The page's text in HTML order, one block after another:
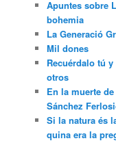
Apuntes sobre
bohemia
La Generació
Mil dones
Recuérdalo tú
otros
En la muerte de
Sánchez
Si la natura és
quina era la